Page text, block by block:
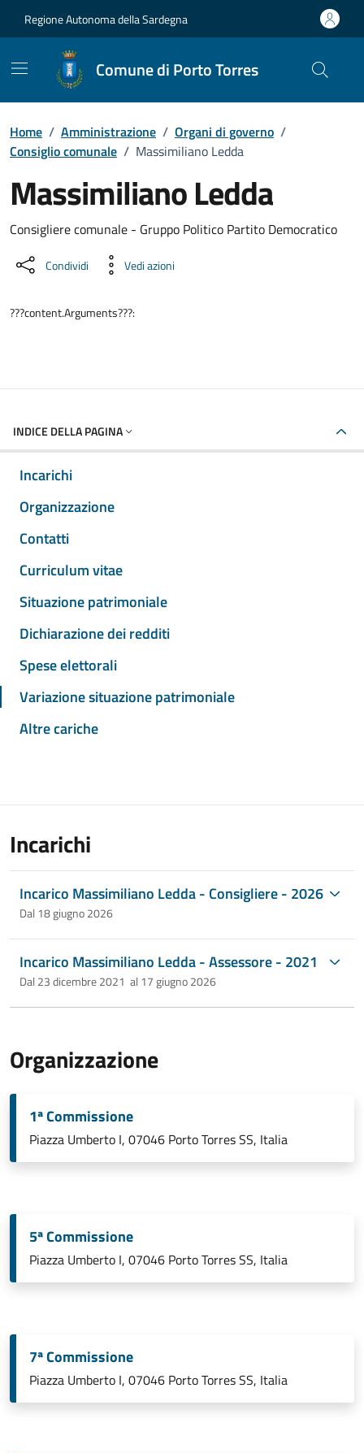
Regione Autonoma della Sardegna
Comune di Porto Torres
Home / Amministrazione / Organi di governo /
Consiglio comunale / Massimiliano Ledda
Massimiliano Ledda
Dettaglio della persona
Consigliere comunale - Gruppo Politico Partito Democratico
Condividi Vedi azioni
???content.Arguments???:
INDICE DELLA PAGINA
Incarichi
Organizzazione
Contatti
Curriculum vitae
Situazione patrimoniale
Dichiarazione dei redditi
Spese elettorali
Variazione situazione patrimoniale
Altre cariche
Incarichi
Incarico Massimiliano Ledda - Consigliere - 2026
Dal 18 giugno 2026
Incarico Massimiliano Ledda - Assessore - 2021
Dal 23 dicembre 2021 al 17 giugno 2026
Organizzazione
1ª Commissione
Piazza Umberto I, 07046 Porto Torres SS, Italia
5ª Commissione
Piazza Umberto I, 07046 Porto Torres SS, Italia
7ª Commissione
Piazza Umberto I, 07046 Porto Torres SS, Italia